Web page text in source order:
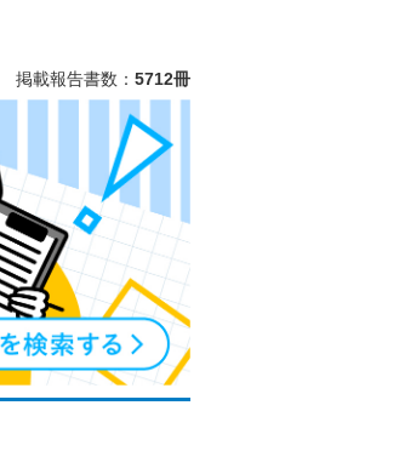
掲載報告書数： 5712冊